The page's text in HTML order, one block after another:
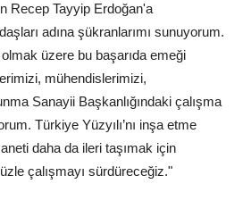
Recep Tayyip Erdoğan'a
adına şükranlarımı sunuyorum.
üzere bu başarıda emeği
mühendislerimizi,
Sanayii Başkanlığındaki çalışma
Türkiye Yüzyılı’nı inşa etme
daha da ileri taşımak için
çalışmayı sürdüreceğiz."